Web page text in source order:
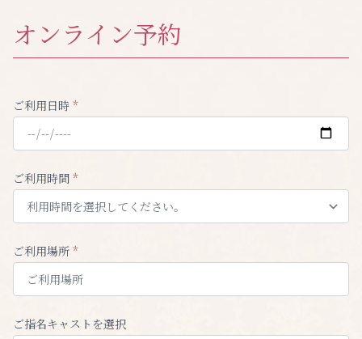
オンライン予約
ご利用日時 *
ご利用時間 *
ご利用場所 *
ご指名キャストを選択